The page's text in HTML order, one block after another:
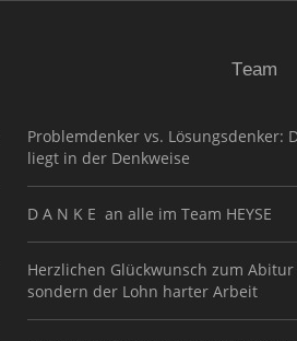
Team
Problemdenker vs. Lösungsdenker:
liegt in der Denkweise
D A N K E an alle im Team HEYSE
Herzlichen Glückwunsch zum
sondern der Lohn harter Arbeit